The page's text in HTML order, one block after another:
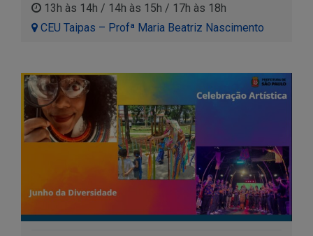
13h às 14h / 14h às 15h / 17h às 18h
CEU Taipas – Profª Maria Beatriz Nascimento